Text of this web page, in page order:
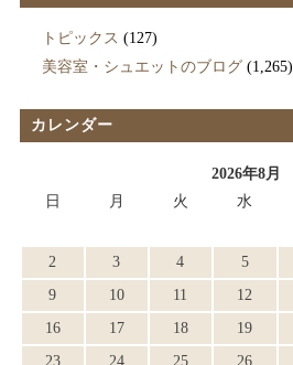
トピックス (127)
美容室・シュエットのブログ(1,265)
カレンダー
2026年8月
日
月 火 水
2
3 4 5
9
10 11 12
16
17 18 19
23
24 25 26